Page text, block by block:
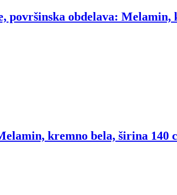
površinska obdelava:
kremno bela, širina 140